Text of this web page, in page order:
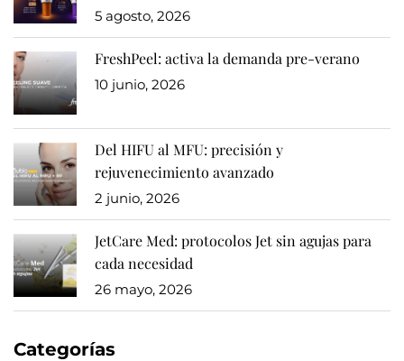
5 agosto, 2026
FreshPeel: activa la demanda pre-verano
10 junio, 2026
Del HIFU al MFU: precisión y
rejuvenecimiento avanzado
2 junio, 2026
JetCare Med: protocolos Jet sin agujas para
cada necesidad
26 mayo, 2026
Categorías